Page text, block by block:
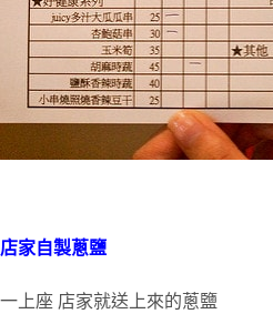
店家自製蔥鹽
一上座 店家就送上來的蔥鹽